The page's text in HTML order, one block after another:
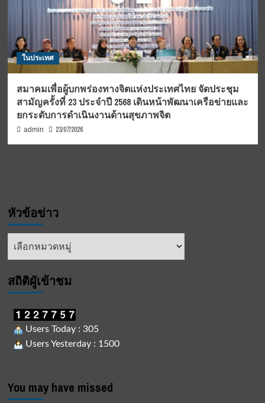
ในประเทศ
สมาคมเพื่อผู้บกพร่องทางจิตแห่งประเทศไทย จัดประชุม
สามัญครั้งที่ 23 ประจำปี 2568 เดินหน้าพัฒนาเครือข่ายและ
ยกระดับการดำเนินงานด้านสุขภาพจิต
admin 23/07/2026
หัวข้อข่าว
หัวข้อ
สถิติผูัเข้าชม
Users Today : 305
Users Yesterday : 1500
You may have missed